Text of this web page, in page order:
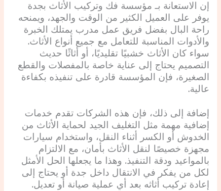
إن الاستعانة بـ مؤسسة فك وتركيب الأثاث بجدة
يوفر على العميل الكثير من الوقت والجهد، ويمنحه
راحة البال بفضل فريق عمل مدرب يمتلك الخبرة
والأدوات المناسبة للتعامل مع جميع أنواع الأثاث.
سواء كان الأثاث خشبيًا تقليديًا، أو أثاثًا حديث
التصميم يحتاج إلى عناية خاصة بالمفصلات والقطع
الصغيرة، فإن المؤسسة قادرة على تنفيذه بكفاءة
عالية.
إضافة إلى ذلك، فإن هذه الشركات تقدم خدمات
إضافية مهمة مثل التغليف الجيد لحماية الأثاث من
الخدوش أو الكسر أثناء النقل، واستخدام سيارات
مجهزة خصيصًا لنقل الأثاث بأمان، مع الالتزام
بالمواعيد ودقة التنفيذ. وهذا ما يجعلها الحل الأمثل
لكل من يفكر في الانتقال داخل جدة أو يحتاج إلى
إعادة تركيب أثاثه بعد أي عملية صيانة أو تعديل.